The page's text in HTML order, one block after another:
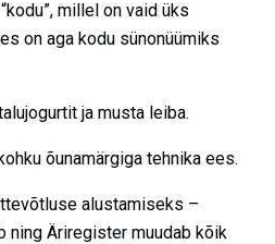
millel on vaid üks
on aga kodu sünonüümiks
ja musta leiba.
õunamärgiga tehnika ees.
alustamiseks –
ning Äriregister muudab kõik